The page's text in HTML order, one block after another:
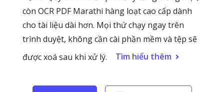
còn OCR PDF Marathi hàng loạt cao cấp dành
cho tài liệu dài hơn. Mọi thứ chạy ngay trên
trình duyệt, không cần cài phần mềm và tệp sẽ
được xoá sau khi xử lý.
Tìm hiểu thêm